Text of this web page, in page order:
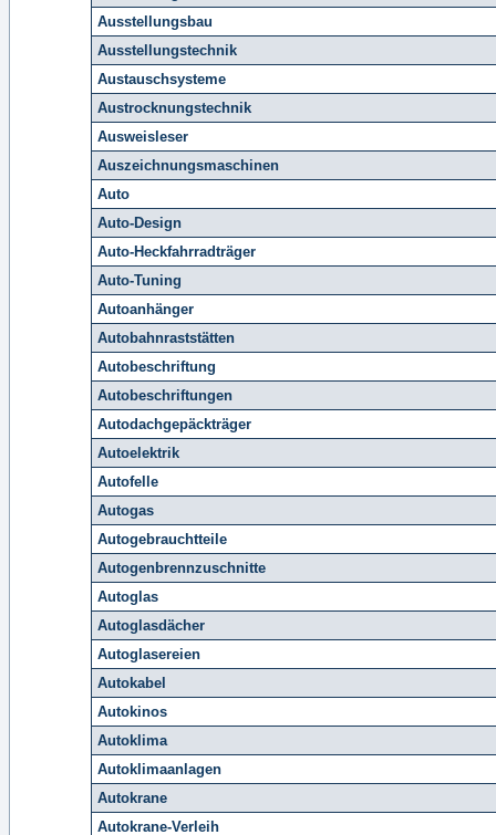
Ausstellungsbau
Ausstellungstechnik
Austauschsysteme
Austrocknungstechnik
Ausweisleser
Auszeichnungsmaschinen
Auto
Auto-Design
Auto-Heckfahrradträger
Auto-Tuning
Autoanhänger
Autobahnraststätten
Autobeschriftung
Autobeschriftungen
Autodachgepäckträger
Autoelektrik
Autofelle
Autogas
Autogebrauchtteile
Autogenbrennzuschnitte
Autoglas
Autoglasdächer
Autoglasereien
Autokabel
Autokinos
Autoklima
Autoklimaanlagen
Autokrane
Autokrane-Verleih